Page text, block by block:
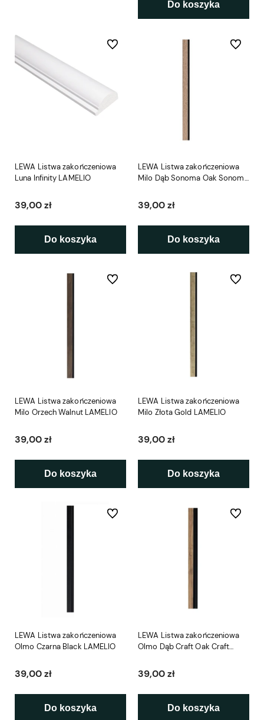
Do koszyka
LEWA Listwa zakończeniowa
Luna Infinity LAMELIO
39,00 zł
Do koszyka
Do ulubionych
LEWA Listwa zakończeniowa
Milo Dąb Sonoma Oak Sonoma
39,00 zł
Do koszyka
Do
LEWA Listwa zakończeniowa
Milo Orzech Walnut LAMELIO
39,00 zł
Do koszyka
Do ulubionych
LEWA Listwa zakończeniowa
Milo Złota Gold LAMELIO
39,00 zł
Do koszyka
Do
LEWA Listwa zakończeniowa
Olmo Czarna Black LAMELIO
39,00 zł
Do koszyka
Do ulubionych
LEWA Listwa zakończeniowa
Olmo Dąb Craft Oak Craft
39,00 zł
Do koszyka
Do